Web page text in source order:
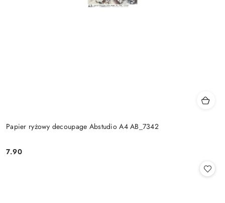
Papier ryżowy decoupage Abstudio A4 AB_7342
Cena:
7.90